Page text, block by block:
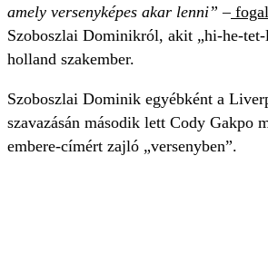
amely versenyképes akar lenni”–
Szoboszlai Dominikról, akit „hi-he-tet-
holland szakember.
Szoboszlai Dominik egyébként a
szavazásán második lett Cody Gakpo
embere-címért zajló „versenyben”.